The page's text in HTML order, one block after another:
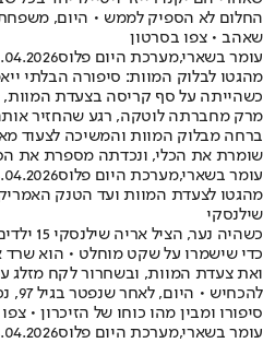
החלום לא הספיק לממש • היום,
שאהב • צפו בסרטון
עומר בשארי,מערכת היום פלוס
מהגטו לבלוק המוות: סיפורה הבלתי
כשהייתה על סף קריסה בצעדת המוות,
מרק מחברתה לוטקה, רגע שהחזיר
ברחה מבלוק המוות והמשיכה לצעוד
שומרת את הכלי, ונכדתה מספרת את
עומר בשארי,מערכת היום פלוס
מהגטו לצעדת המוות ועד הטנק
שילנסקי
כשהיה
כדי שישמרו על שקט מוחלט • הוא
סיפורו ומבין מהו כוחו של הזיכרון •
עומר בשארי,מערכת היום פלוס